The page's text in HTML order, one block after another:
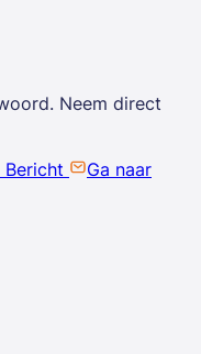
Neem direct
Ga naar